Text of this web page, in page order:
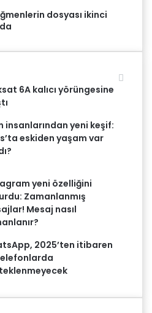
dosyası ikinci
6A kalıcı yörüngesine
insanlarından yeni keşif:
eskiden yaşam var
yeni özelliğini
Zamanlanmış
Mesaj nasıl
2025’ten itibaren